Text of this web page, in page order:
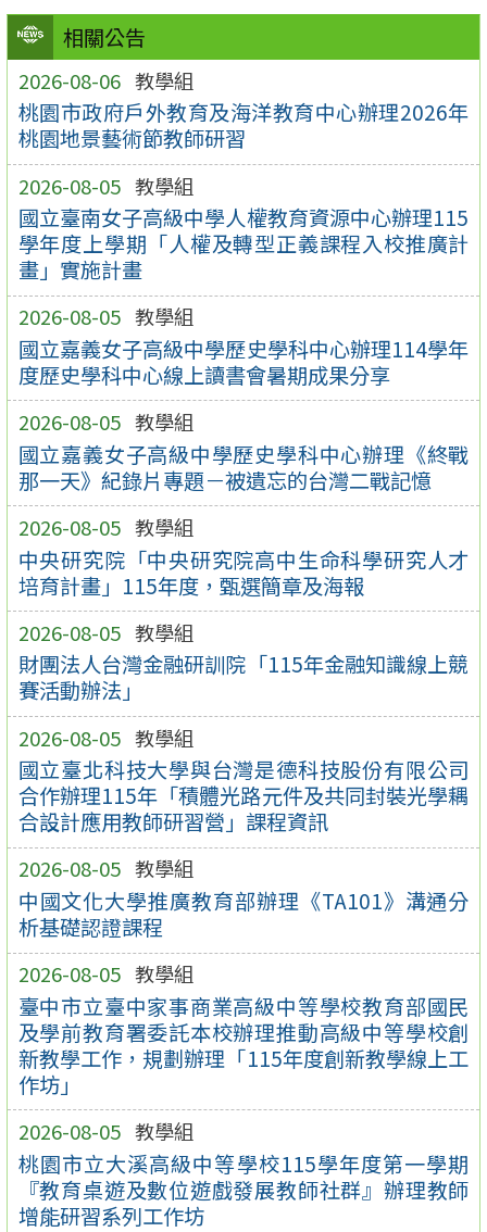
相關公告
2026-08-06 教學組
桃園市政府戶外教育及海洋教育中心辦理2026年
桃園地景藝術節教師研習
2026-08-05 教學組
國立臺南女子高級中學人權教育資源中心辦理115
學年度上學期「人權及轉型正義課程入校推廣計
畫」實施計畫
2026-08-05 教學組
國立嘉義女子高級中學歷史學科中心辦理114學年
度歷史學科中心線上讀書會暑期成果分享
2026-08-05 教學組
國立嘉義女子高級中學歷史學科中心辦理《終戰
那一天》紀錄片專題－被遺忘的台灣二戰記憶
2026-08-05 教學組
中央研究院「中央研究院高中生命科學研究人才
培育計畫」115年度，甄選簡章及海報
2026-08-05 教學組
財團法人台灣金融研訓院「115年金融知識線上競
賽活動辦法」
2026-08-05 教學組
國立臺北科技大學與台灣是德科技股份有限公司
合作辦理115年「積體光路元件及共同封裝光學耦
合設計應用教師研習營」課程資訊
2026-08-05 教學組
中國文化大學推廣教育部辦理《TA101》溝通分
析基礎認證課程
2026-08-05 教學組
臺中市立臺中家事商業高級中等學校教育部國民
及學前教育署委託本校辦理推動高級中等學校創
新教學工作，規劃辦理「115年度創新教學線上工
作坊」
2026-08-05 教學組
桃園市立大溪高級中等學校115學年度第一學期
『教育桌遊及數位遊戲發展教師社群』辦理教師
增能研習系列工作坊